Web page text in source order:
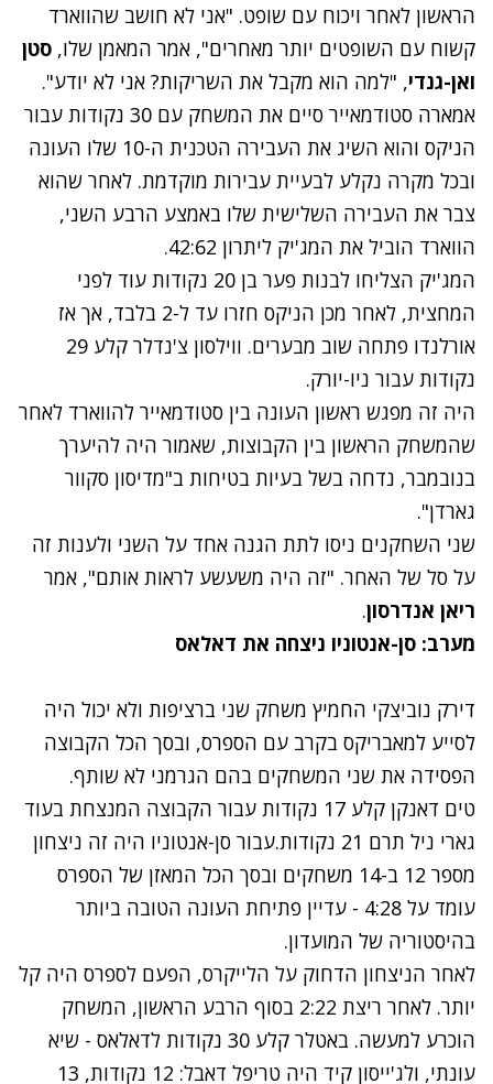
הראשון לאחר ויכוח עם שופט. "אני לא חושב שהווארד
קשוח עם השופטים יותר מאחרים", אמר המאמן שלו, סטן
ואן-גנדי, "למה הוא מקבל את השריקות? אני לא יודע".
אמארה סטודמאייר סיים את המשחק עם 30 נקודות עבור
הניקס והוא השיג את העבירה הטכנית ה-10 שלו העונה
ובכל מקרה נקלע לבעיית עבירות מוקדמת. לאחר שהוא
צבר את העבירה השלישית שלו באמצע הרבע השני,
הווארד הוביל את המג'יק ליתרון 42:62.
המג'יק הצליחו לבנות פער בן 20 נקודות עוד לפני
המחצית, לאחר מכן הניקס חזרו עד ל-2 בלבד, אך אז
אורלנדו פתחה שוב מבערים. ווילסון צ'נדלר קלע 29
נקודות עבור ניו-יורק.
היה זה מפגש ראשון העונה בין סטודמאייר להווארד לאחר
שהמשחק הראשון בין הקבוצות, שאמור היה להיערך
בנובמבר, נדחה בשל בעיות בטיחות ב"מדיסון סקוור
גארדן".
שני השחקנים ניסו לתת הגנה אחד על השני ולענות זה
על סל של האחר. "זה היה משעשע לראות אותם", אמר
ריאן אנדרסון.
מערב: סן-אנטוניו ניצחה את דאלאס
דירק נוביצקי החמיץ משחק שני ברציפות ולא יכול היה
לסייע למאבריקס בקרב עם הספרס, ובסך הכל הקבוצה
הפסידה את שני המשחקים בהם הגרמני לא שותף.
טים דאנקן קלע 17 נקודות עבור הקבוצה המנצחת בעוד
גארי ניל תרם 21 נקודות.עבור סן-אנטוניו היה זה ניצחון
מספר 12 ב-14 משחקים ובסך הכל המאזן של הספרס
עומד על 4:28 - עדיין פתיחת העונה הטובה ביותר
בהיסטוריה של המועדון.
לאחר הניצחון הדחוק על הלייקרס, הפעם לספרס היה קל
יותר. לאחר ריצת 2:22 בסוף הרבע הראשון, המשחק
הוכרע למעשה. באטלר קלע 30 נקודות לדאלאס - שיא
עונתי, ולג'ייסון קיד היה טריפל דאבל: 12 נקודות, 13